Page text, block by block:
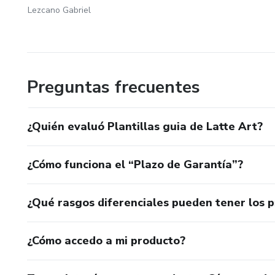
Lezcano Gabriel
Preguntas frecuentes
¿Quién evaluó Plantillas guia de Latte Art?
¿Cómo funciona el “Plazo de Garantía”?
¿Qué rasgos diferenciales pueden tener los
¿Cómo accedo a mi producto?